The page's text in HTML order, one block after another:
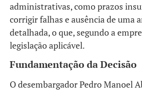
administrativas, como prazos
corrigir falhas e ausência de uma
detalhada, o que, segundo a
legislação aplicável.
Fundamentação da Decisão
O desembargador Pedro Manoel